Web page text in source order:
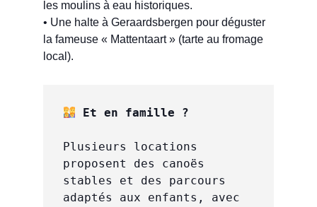
les moulins à eau historiques.
• Une halte à Geraardsbergen pour déguster
la fameuse « Mattentaart » (tarte au fromage
local).
Et en famille ?
Plusieurs locations
proposent des canoës
stables et des parcours
adaptés aux enfants, avec